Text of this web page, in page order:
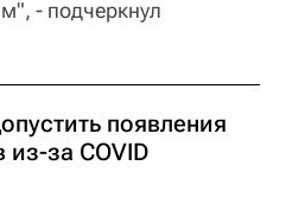
- подчеркнул
появления
за COVID